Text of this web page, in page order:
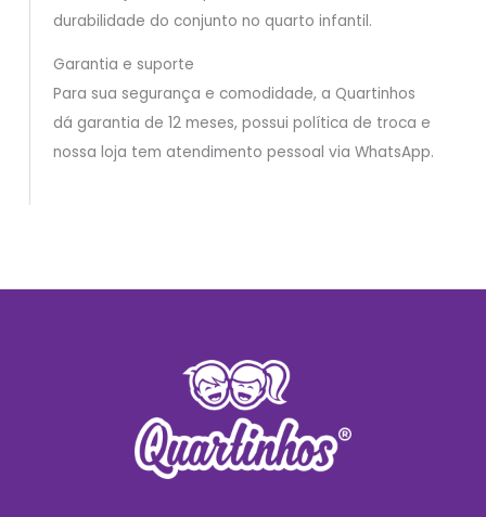
durabilidade do conjunto no quarto infantil.
Garantia e suporte
Para sua segurança e comodidade, a Quartinhos
dá garantia de 12 meses, possui política de troca e
nossa loja tem atendimento pessoal via WhatsApp.